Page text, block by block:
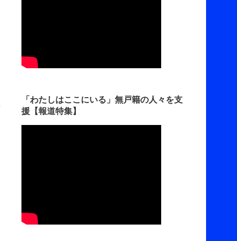
「わたしはここにいる」無戸籍の人々を支
援【報道特集】